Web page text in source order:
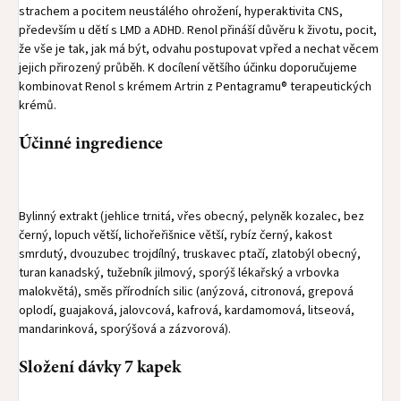
strachem a pocitem neustálého ohrožení, hyperaktivita CNS,
především u dětí s LMD a ADHD. Renol přináší důvěru k životu, pocit,
že vše je tak, jak má být, odvahu postupovat vpřed a nechat věcem
jejich přirozený průběh. K docílení většího účinku doporučujeme
kombinovat Renol s krémem Artrin z Pentagramu® terapeutických
krémů.
Účinné ingredience
Bylinný extrakt (jehlice trnitá, vřes obecný, pelyněk kozalec, bez
černý, lopuch větší, lichořeřišnice větší, rybíz černý, kakost
smrdutý, dvouzubec trojdílný, truskavec ptačí, zlatobýl obecný,
turan kanadský, tužebník jilmový, sporýš lékařský a vrbovka
malokvětá), směs přírodních silic (anýzová, citronová, grepová
oplodí, guajaková, jalovcová, kafrová, kardamomová, litseová,
mandarinková, sporýšová a zázvorová).
Složení dávky 7 kapek